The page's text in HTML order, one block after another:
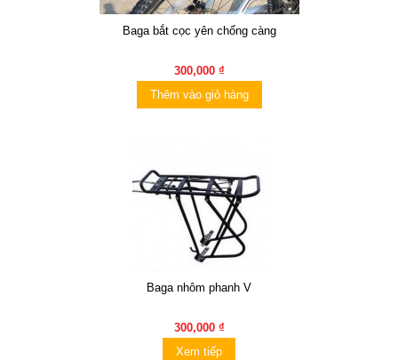
Baga bắt cọc yên chống càng
300,000 ₫
Thêm vào giỏ hàng
Baga nhôm phanh V
300,000 ₫
Xem tiếp